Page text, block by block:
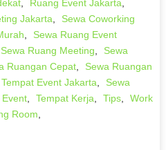
, Ruang Event Jakarta,
Jakarta,
Sewa Coworking
,
Sewa Ruang Event
Sewa Ruang Meeting,
Sewa
Ruangan Cepat,
Sewa Ruangan
Event Jakarta,
Sewa
Event, Tempat Kerja, Tips,
Work
Room,